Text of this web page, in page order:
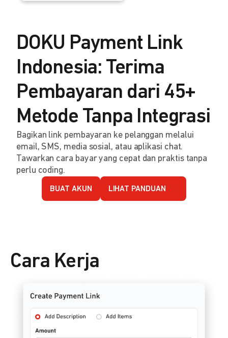
DOKU Payment Link
Indonesia: Terima
Pembayaran dari 45+
Metode Tanpa Integrasi
Bagikan link pembayaran ke pelanggan melalui
email, SMS, media sosial, atau aplikasi chat.
Tawarkan cara bayar yang cepat dan praktis tanpa
perlu coding.
BUAT AKUN LIHAT PANDUAN
Cara Kerja